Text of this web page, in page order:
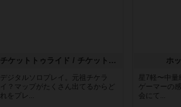
チケットトゥライド / チケットトゥライドアメリカ
デジタルソロプレイ。元祖チケラ
イ？マップがたくさん出てるからど
れをプレ...
ホ
星7軽〜中量
ゲーマーの
会にて...